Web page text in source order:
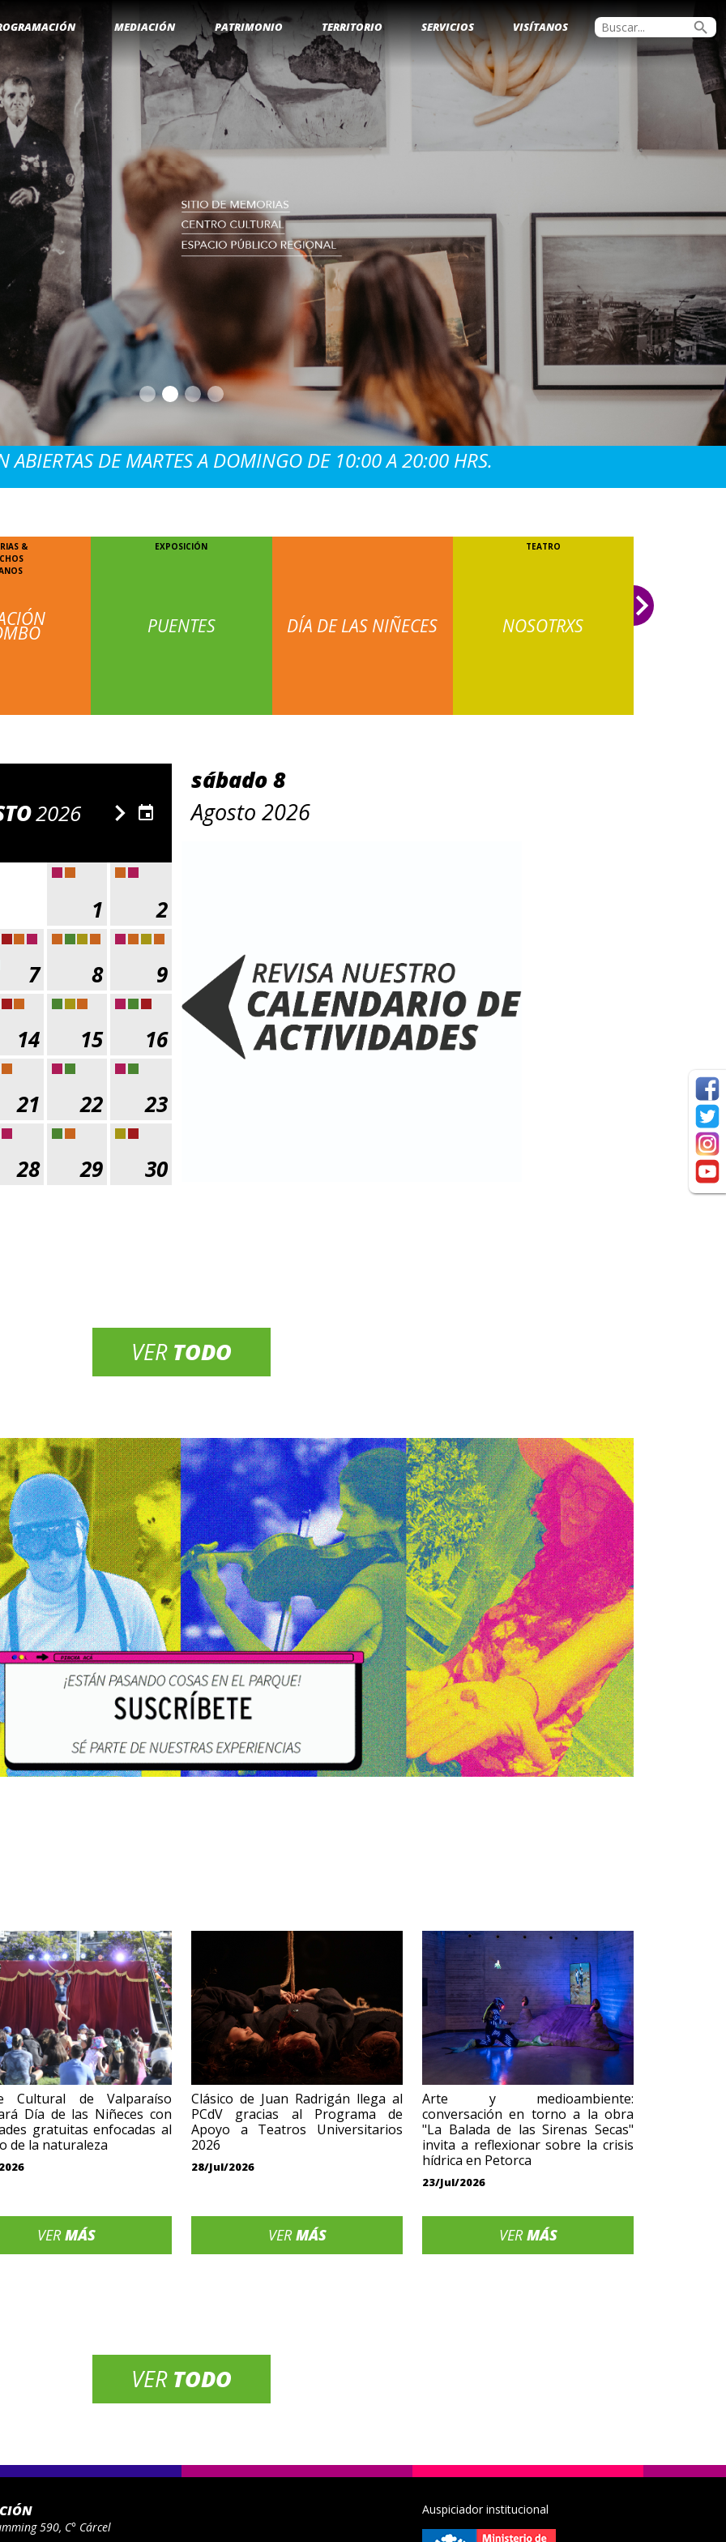
MEDIACIÓN PATRIMONIO TERRITORIO SERVICIOS VISÍTANOS search
ABIERTAS DE MARTES A DOMINGO DE 10:00 A 20:00 HRS.
&
EXPOSICIÓN
PUENTES DÍA DE LAS NIÑECES
TEATRO
NOSOTRXS
2026 chevron_right event
1 2
7 8 9
14 15 16
21 22 23
28 29 30
sábado 8
Agosto 2026
VER TODO
Cultural de Valparaíso
Día de las Niñeces con
gratuitas enfocadas al
de la naturaleza
VERMÁS
Clásico de Juan Radrigán llega al
PCdV gracias al Programa de
Apoyo a Teatros Universitarios
2026
28/Jul/2026
VERMÁS
Arte y medioambiente:
conversación en torno a la obra
"La Balada de las Sirenas Secas"
invita a reflexionar sobre la crisis
hídrica en Petorca
23/Jul/2026
VERMÁS
VER TODO
590, C° Cárcel
Auspiciador institucional